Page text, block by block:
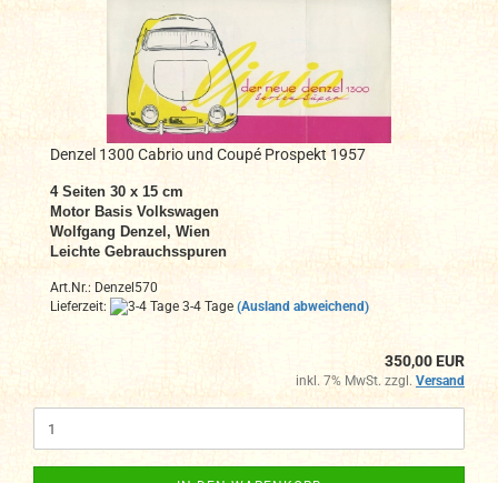
Denzel 1300 Cabrio und Coupé Prospekt 1957
4 Seiten 30 x 15 cm
Motor Basis Volkswagen
Wolfgang Denzel, Wien
Leichte Gebrauchsspuren
Art.Nr.: Denzel570
Lieferzeit:
3-4 Tage (Ausland abweichend)
350,00 EUR
inkl. 7% MwSt. zzgl. Versand